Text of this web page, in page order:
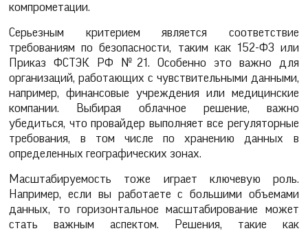
компрометации.
Серьезным критерием является соответствие
требованиям по безопасности, таким как 152-ФЗ или
Приказ ФСТЭК РФ №21. Особенно это важно для
организаций, работающих с чувствительными данными,
например, финансовые учреждения или медицинские
компании. Выбирая облачное решение, важно
убедиться, что провайдер выполняет все регуляторные
требования, в том числе по хранению данных в
определенных географических зонах.
Масштабируемость тоже играет ключевую роль.
Например, если вы работаете с большими объемами
данных, то горизонтальное масштабирование может
стать важным аспектом. Решения, такие как